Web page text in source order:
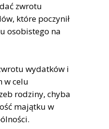
zwrotu
które poczynił
osobistego na
wydatków i
w celu
rodziny, chyba
majątku w